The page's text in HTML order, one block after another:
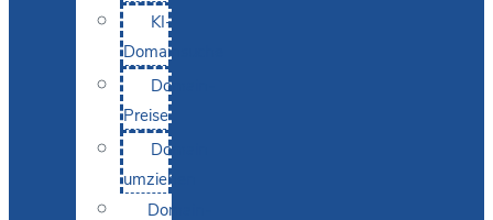
KI-
Domainsuche
Domain-
Preise
Domain
umziehen
Domain-